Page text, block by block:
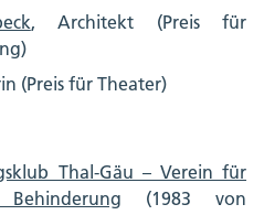
, Architekt (Preis für
(Preis für Theater)
Thal-Gäu – Verein für
(1983 von